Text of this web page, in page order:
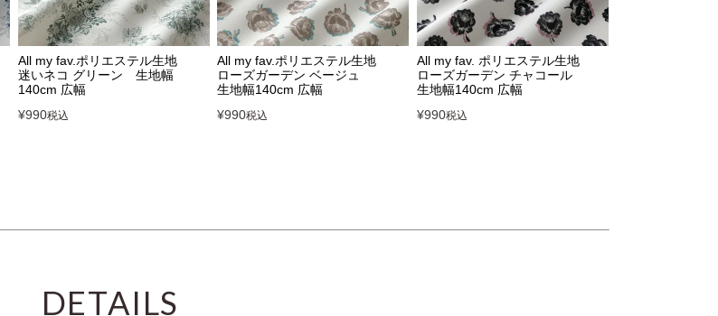
All my fav.ポリエステル生地
迷いネコ グリーン 生地幅
140cm 広幅
¥990税込
All my fav.ポリエステル生地
ローズガーデン ベージュ
生地幅140cm 広幅
¥990税込
All my fav. ポリエステル生地
ローズガーデン チャコール
生地幅140cm 広幅
¥990税込
DETAILS